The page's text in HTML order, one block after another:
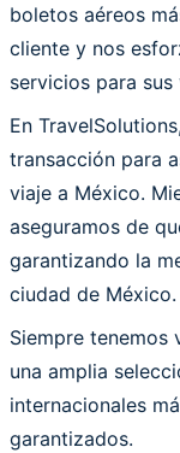
boletos aéreos
cliente y nos
servicios para
En
transacción para
viaje a México.
aseguramos de
garantizando la
ciudad de México.
Siempre tenemos
una amplia
internacionales
garantizados.